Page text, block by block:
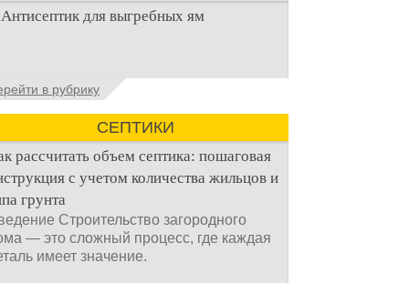
выгребной ямой всегда являлась не
Антисептик для выгребных ям
Общие сведения об антисептиках
Антисептик для выгребных ям – это
специальные препараты, которые
в рубрику
СЕПТИКИ
рассчитать объем септика: пошаговая
с учетом количества жильцов и
грунта
Строительство загородного
— это сложный процесс, где каждая
имеет значение.